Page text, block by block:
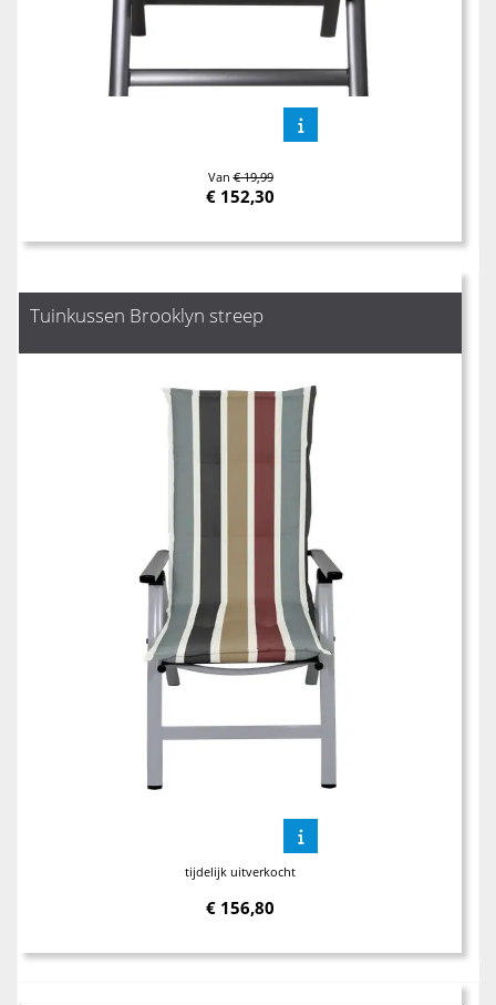
Van€ 19,99
€ 152,30
Tuinkussen Brooklyn streep
tijdelijk uitverkocht
€ 156,80